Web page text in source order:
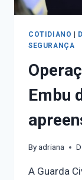
COTIDIANO |
SEGURANÇA
Embu
Byadriana
A Guarda